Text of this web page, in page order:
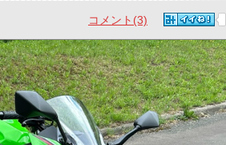
コメント(3)